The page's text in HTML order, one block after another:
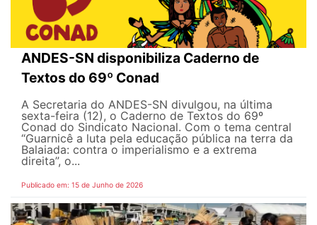
ANDES-SN disponibiliza Caderno de
Textos do 69º Conad
A Secretaria do ANDES-SN divulgou, na última
sexta-feira (12), o Caderno de Textos do 69º
Conad do Sindicato Nacional. Com o tema central
“Guarnicê a luta pela educação pública na terra da
Balaiada: contra o imperialismo e a extrema
direita”, o...
Publicado em: 15 de Junho de 2026